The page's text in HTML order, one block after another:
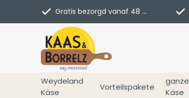
Weydeland
Käse
Vorteilspakete
ganze
Käse
Gratis bezorgd vanaf 48 euro in NL